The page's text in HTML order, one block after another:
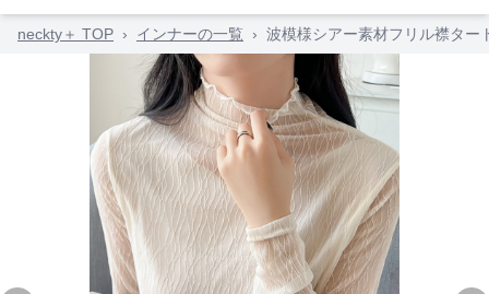
neckty＋ TOP › インナーの一覧 › 波模様シアー素材フリル襟タ